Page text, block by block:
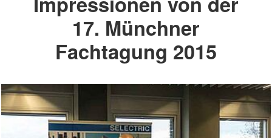
17. Münchner
Fachtagung 2015